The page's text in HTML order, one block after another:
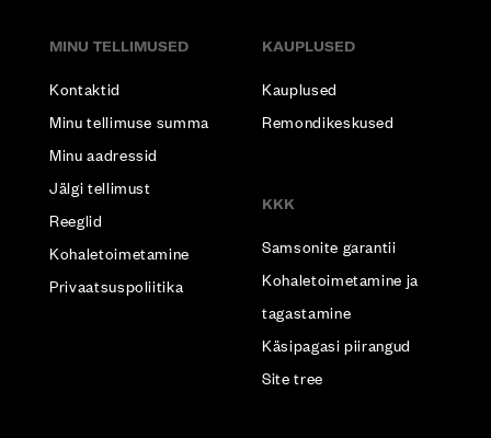
MINU TELLIMUSED
Kontaktid
Minu tellimuse summa
Minu aadressid
Jälgi tellimust
Reeglid
Kohaletoimetamine
Privaatsuspoliitika
KAUPLUSED
Kauplused
Remondikeskused
KKK
Samsonite garantii
Kohaletoimetamine ja
tagastamine
Käsipagasi piirangud
Site tree